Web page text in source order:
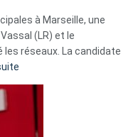
à Marseille, une
(LR) et le
réseaux. La candidate
d’alliance